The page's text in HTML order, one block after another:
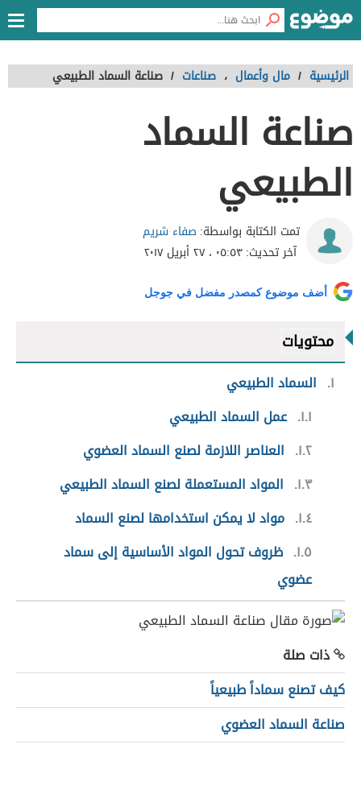
الرئيسية / مال وأعمال ، صناعات / صناعة السماد الطبيعي
صناعة السماد
الطبيعي
تمت الكتابة بواسطة: صفاء شريم
آخر تحديث:٠٥:٥٣ ، ٢٧ أبريل ٢٠١٧
أضف موضوع كمصدر مفضل في جوجل
محتويات
١
السماد الطبيعي
١.١ عمل السماد الطبيعي
١.٢
العناصر اللازمة لصنع السماد العضوي
١.٣
المواد المستعملة لصنع السماد الطبيعي
١.٤ مواد لا يمكن استخدامها لصنع السماد
١.٥ ظروف تحول المواد الأساسية إلى سماد
عضوي
ذات صلة
كيف تصنع سماداً طبيعياً
صناعة السماد العضوي